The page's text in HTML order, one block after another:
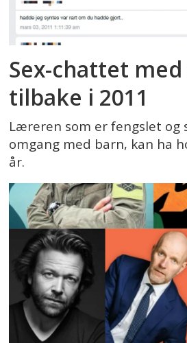
Sex-chattet
tilbake i 2011
Læreren som er fengslet og
omgang med barn, kan ha
år.